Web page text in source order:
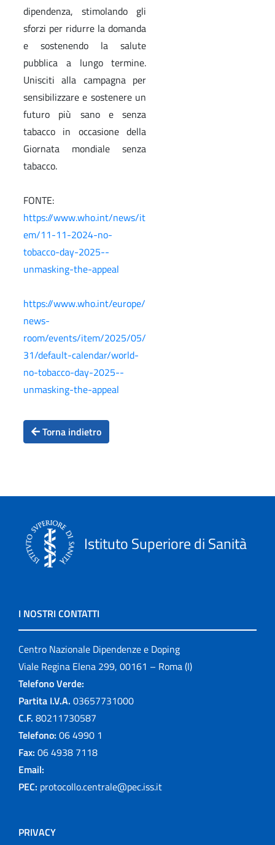
dipendenza, stimolando gli
sforzi per ridurre la domanda
e sostenendo la salute
pubblica a lungo termine.
Unisciti alla campagna per
sensibilizzare e sostenere un
futuro più sano e senza
tabacco in occasione della
Giornata mondiale senza
tabacco.
FONTE:
https://www.who.int/news/it
em/11-11-2024-no-
tobacco-day-2025--
unmasking-the-appeal
https://www.who.int/europe/
news-
room/events/item/2025/05/
31/default-calendar/world-
no-tobacco-day-2025--
unmasking-the-appeal
Torna indietro
Istituto Superiore di Sanità
I NOSTRI CONTATTI
Centro Nazionale Dipendenze e Doping
Viale Regina Elena 299, 00161 – Roma (I)
Telefono Verde:
Partita I.V.A. 03657731000
C.F. 80211730587
Telefono: 06 4990 1
Fax: 06 4938 7118
Email:
PEC: protocollo.centrale@pec.iss.it
PRIVACY